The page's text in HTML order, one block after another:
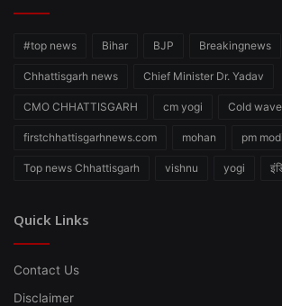
#top news Bihar BJP Breakingnews
Chhattisgarh news Chief Minister Dr. Yadav
CMO CHHATTISGARH cm yogi Cold wave
firstchhattisgarhnews.com mohan pm modi
Top news Chhattisgarh vishnu yogi
Quick Links
Contact Us
Disclaimer